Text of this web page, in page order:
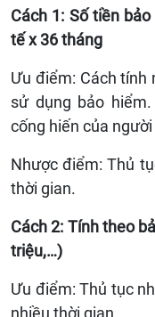
Cách 1: Số tiền
tế x 36 tháng
Ưu điểm: Cách tính
sử dụng bảo
cống hiến của
Nhược điểm: Thủ
thời gian.
Cách 2: Tính theo
triệu,…)
Ưu điểm: Thủ tục
nhiều thời gian.